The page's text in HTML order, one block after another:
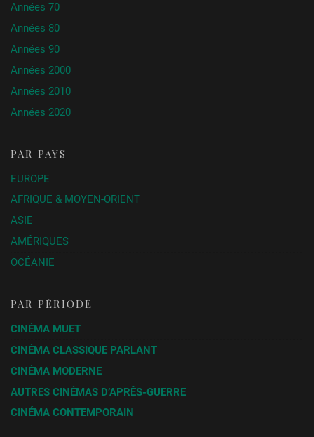
Années 70
Années 80
Années 90
Années 2000
Années 2010
Années 2020
PAR PAYS
EUROPE
AFRIQUE & MOYEN-ORIENT
ASIE
AMÉRIQUES
OCÉANIE
PAR PÉRIODE
CINÉMA MUET
CINÉMA CLASSIQUE PARLANT
CINÉMA MODERNE
AUTRES CINÉMAS D’APRÈS-GUERRE
CINÉMA CONTEMPORAIN